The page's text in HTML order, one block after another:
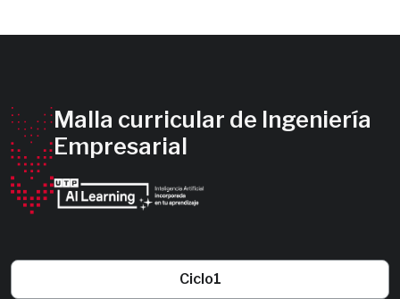
Malla curricular de Ingeniería
Empresarial
Ciclo1